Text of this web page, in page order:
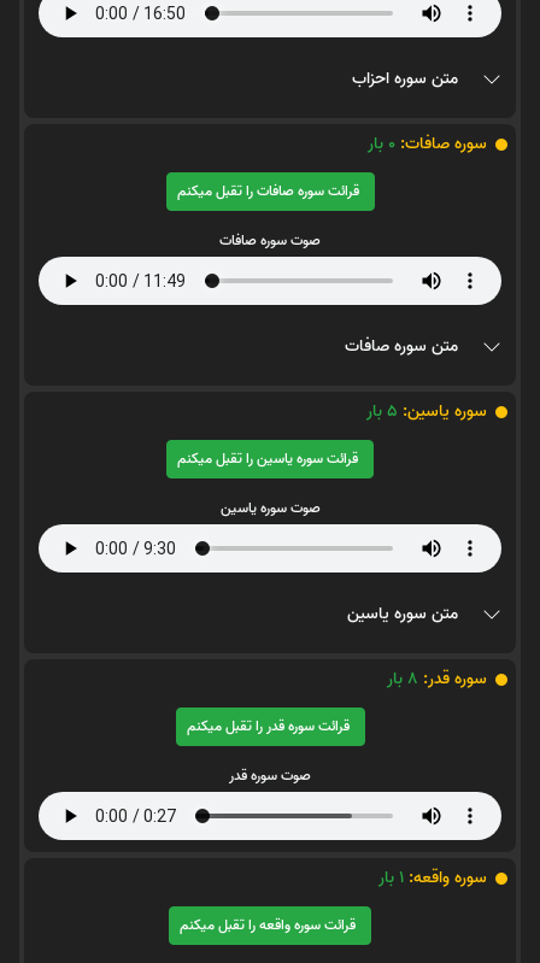
متن سوره احزاب
سوره صافات: 0 بار
قرائت سوره صافات را تقبل میکنم
صوت سوره صافات
متن سوره صافات
سوره یاسین: 5بار
قرائت سوره یاسین را تقبل میکنم
صوت سوره یاسین
متن سوره یاسین
سوره قدر: 8بار
قرائت سوره قدر را تقبل میکنم
صوت سوره قدر
سوره واقعه: 1بار
قرائت سوره واقعه را تقبل میکنم